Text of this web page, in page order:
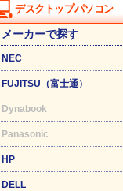
メーカーで探す
NEC
FUJITSU（富士通）
Dynabook
Panasonic
HP
DELL